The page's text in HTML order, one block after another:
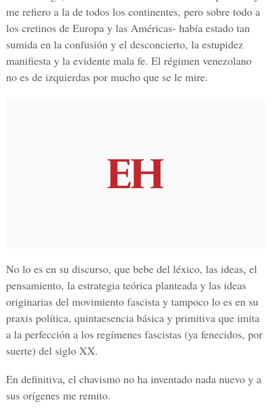
me refiero a la de todos los continentes, pero sobre todo a
los cretinos de Europa y las Américas- había estado tan
sumida en la confusión y el desconcierto, la estupidez
manifiesta y la evidente mala fe. El régimen venezolano
no es de izquierdas por mucho que se le mire.
No lo es en su discurso, que bebe del léxico, las ideas, el
pensamiento, la estrategia teórica planteada y las ideas
originarias del movimiento fascista y tampoco lo es en su
praxis política, quintaesencia básica y primitiva que imita
a la perfección a los regímenes fascistas (ya fenecidos, por
suerte) del siglo XX.
En definitiva, el chavismo no ha inventado nada nuevo y a
sus orígenes me remito.